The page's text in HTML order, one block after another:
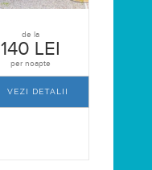
de la
140 LEI
per noapte
VEZI DETALII